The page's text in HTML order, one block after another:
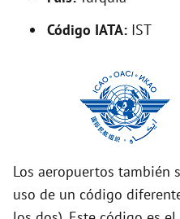
Código IATA: IST
Los aeropuertos también
uso de un código